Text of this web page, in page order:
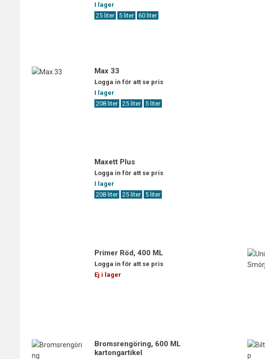
I lager
25 liter
5 liter 60 liter
Max 33
Logga in för att se pris
I lager
208 liter 25 liter 5 liter
Maxett Plus
Logga in för att se pris
I lager
208 liter 25 liter 5 liter
Primer Röd, 400 ML
Logga in för att se pris
Ej i lager
Bromsrengöring, 600 ML
kartongartikel